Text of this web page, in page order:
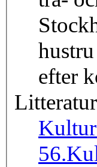
efter
56.